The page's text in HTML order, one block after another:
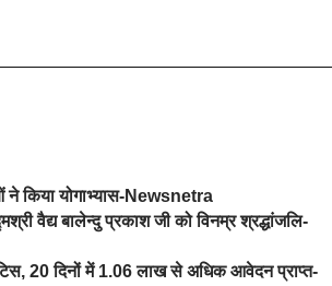
ने किया योगाभ्यास-Newsnetra
वैद्य बालेन्दु प्रकाश जी को विनम्र श्रद्धांजलि-
20 दिनों में 1.06 लाख से अधिक आवेदन प्राप्त-